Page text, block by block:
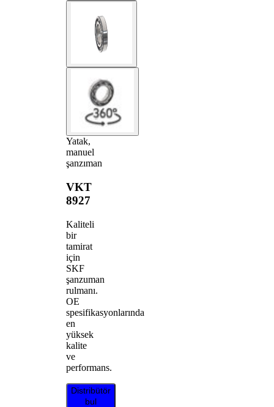
Yatak,
manuel
şanzıman
VKT
8927
Kaliteli
bir
tamirat
için
SKF
şanzuman
rulmanı.
OE
spesifikasyonlarında
en
yüksek
kalite
ve
performans.
Distribütör
bul